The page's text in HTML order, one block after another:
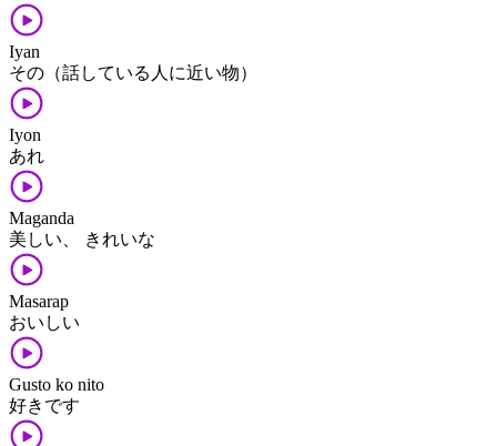
Iyan
その（話している人に近い物）
Iyon
あれ
Maganda
美しい、 きれいな
Masarap
おいしい
Gusto ko nito
好きです